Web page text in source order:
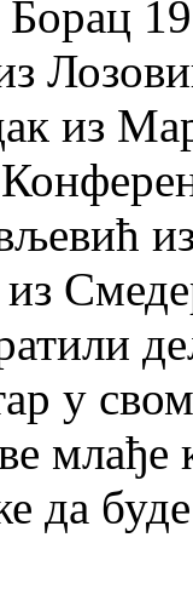
Борац
из
у
млађе
да